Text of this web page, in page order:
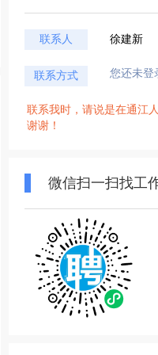
联系人 徐建新
联系方式 您还未登
联系我时，请说是在通江
谢谢！
微信扫一扫找工